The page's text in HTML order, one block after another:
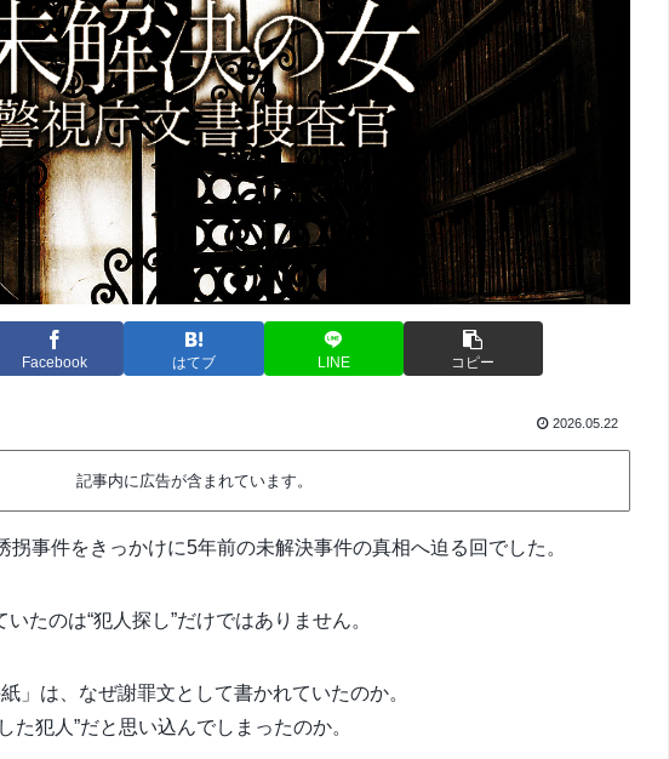
Facebook はてブ LINE コピー
2026.05.22
記事内に広告が含まれています。
拐事件をきっかけに5年前の未解決事件の真相へ迫る回でした。
たのは“犯人探し”だけではありません。
」は、なぜ謝罪文として書かれていたのか。
た犯人”だと思い込んでしまったのか。